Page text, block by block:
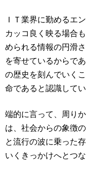
ＩＴ業界に勤めるエ
カッコ良く映る場合
められる情報の円滑
を寄せているからで
の歴史を刻んでいく
命であると認識して
端的に言って、周り
は、社会からの象徴
と流行の波に乗った
いくきっかけへとつ